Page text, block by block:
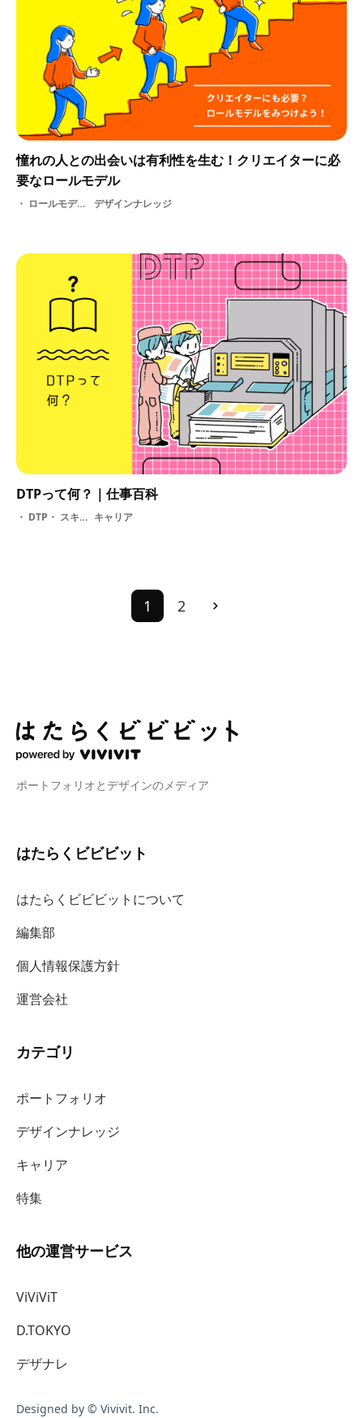
憧れの人との出会いは有利性を生む！クリエイターに必
要なロールモデル
ロールモデル・ クリエイター・ 就活・ 憧れ デザインナレッジ
DTPって何？｜仕事百科
DTP・ スキル・ 基礎知識 キャリア
1 2
ポートフォリオとデザインのメディア
はたらくビビビット
はたらくビビビットについて
編集部
個人情報保護方針
運営会社
カテゴリ
ポートフォリオ
デザインナレッジ
キャリア
特集
他の運営サービス
ViViViT
D.TOKYO
デザナレ
Designed by © Vivivit. Inc.